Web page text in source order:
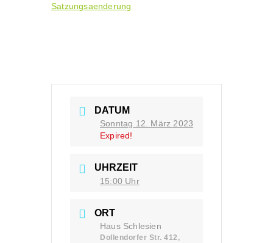
Satzungsaenderung
DATUM
Sonntag 12. März 2023
Expired!
UHRZEIT
15:00 Uhr
ORT
Haus Schlesien
Dollendorfer Str. 412,